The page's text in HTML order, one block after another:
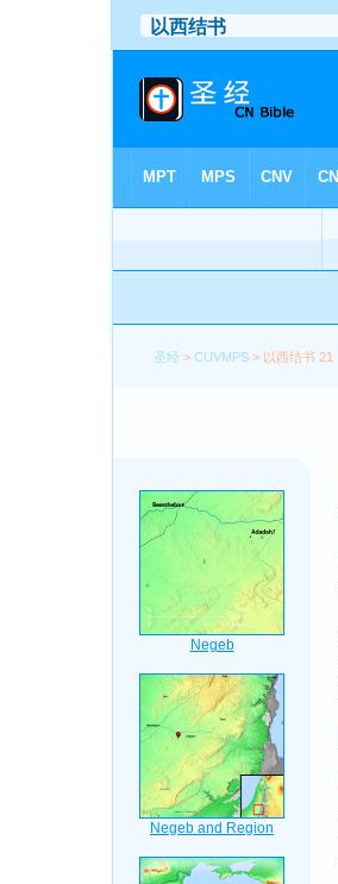
圣经 >CUVMPS > 以西结书 21